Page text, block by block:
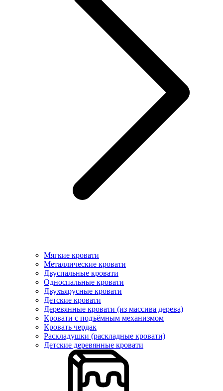
Мягкие кровати
Металлические кровати
Двуспальные кровати
Односпальные кровати
Двухъярусные кровати
Детские кровати
Деревянные кровати (из массива дерева)
Кровати с подъёмным механизмом
Кровать чердак
Раскладушки (раскладные кровати)
Детские деревянные кровати